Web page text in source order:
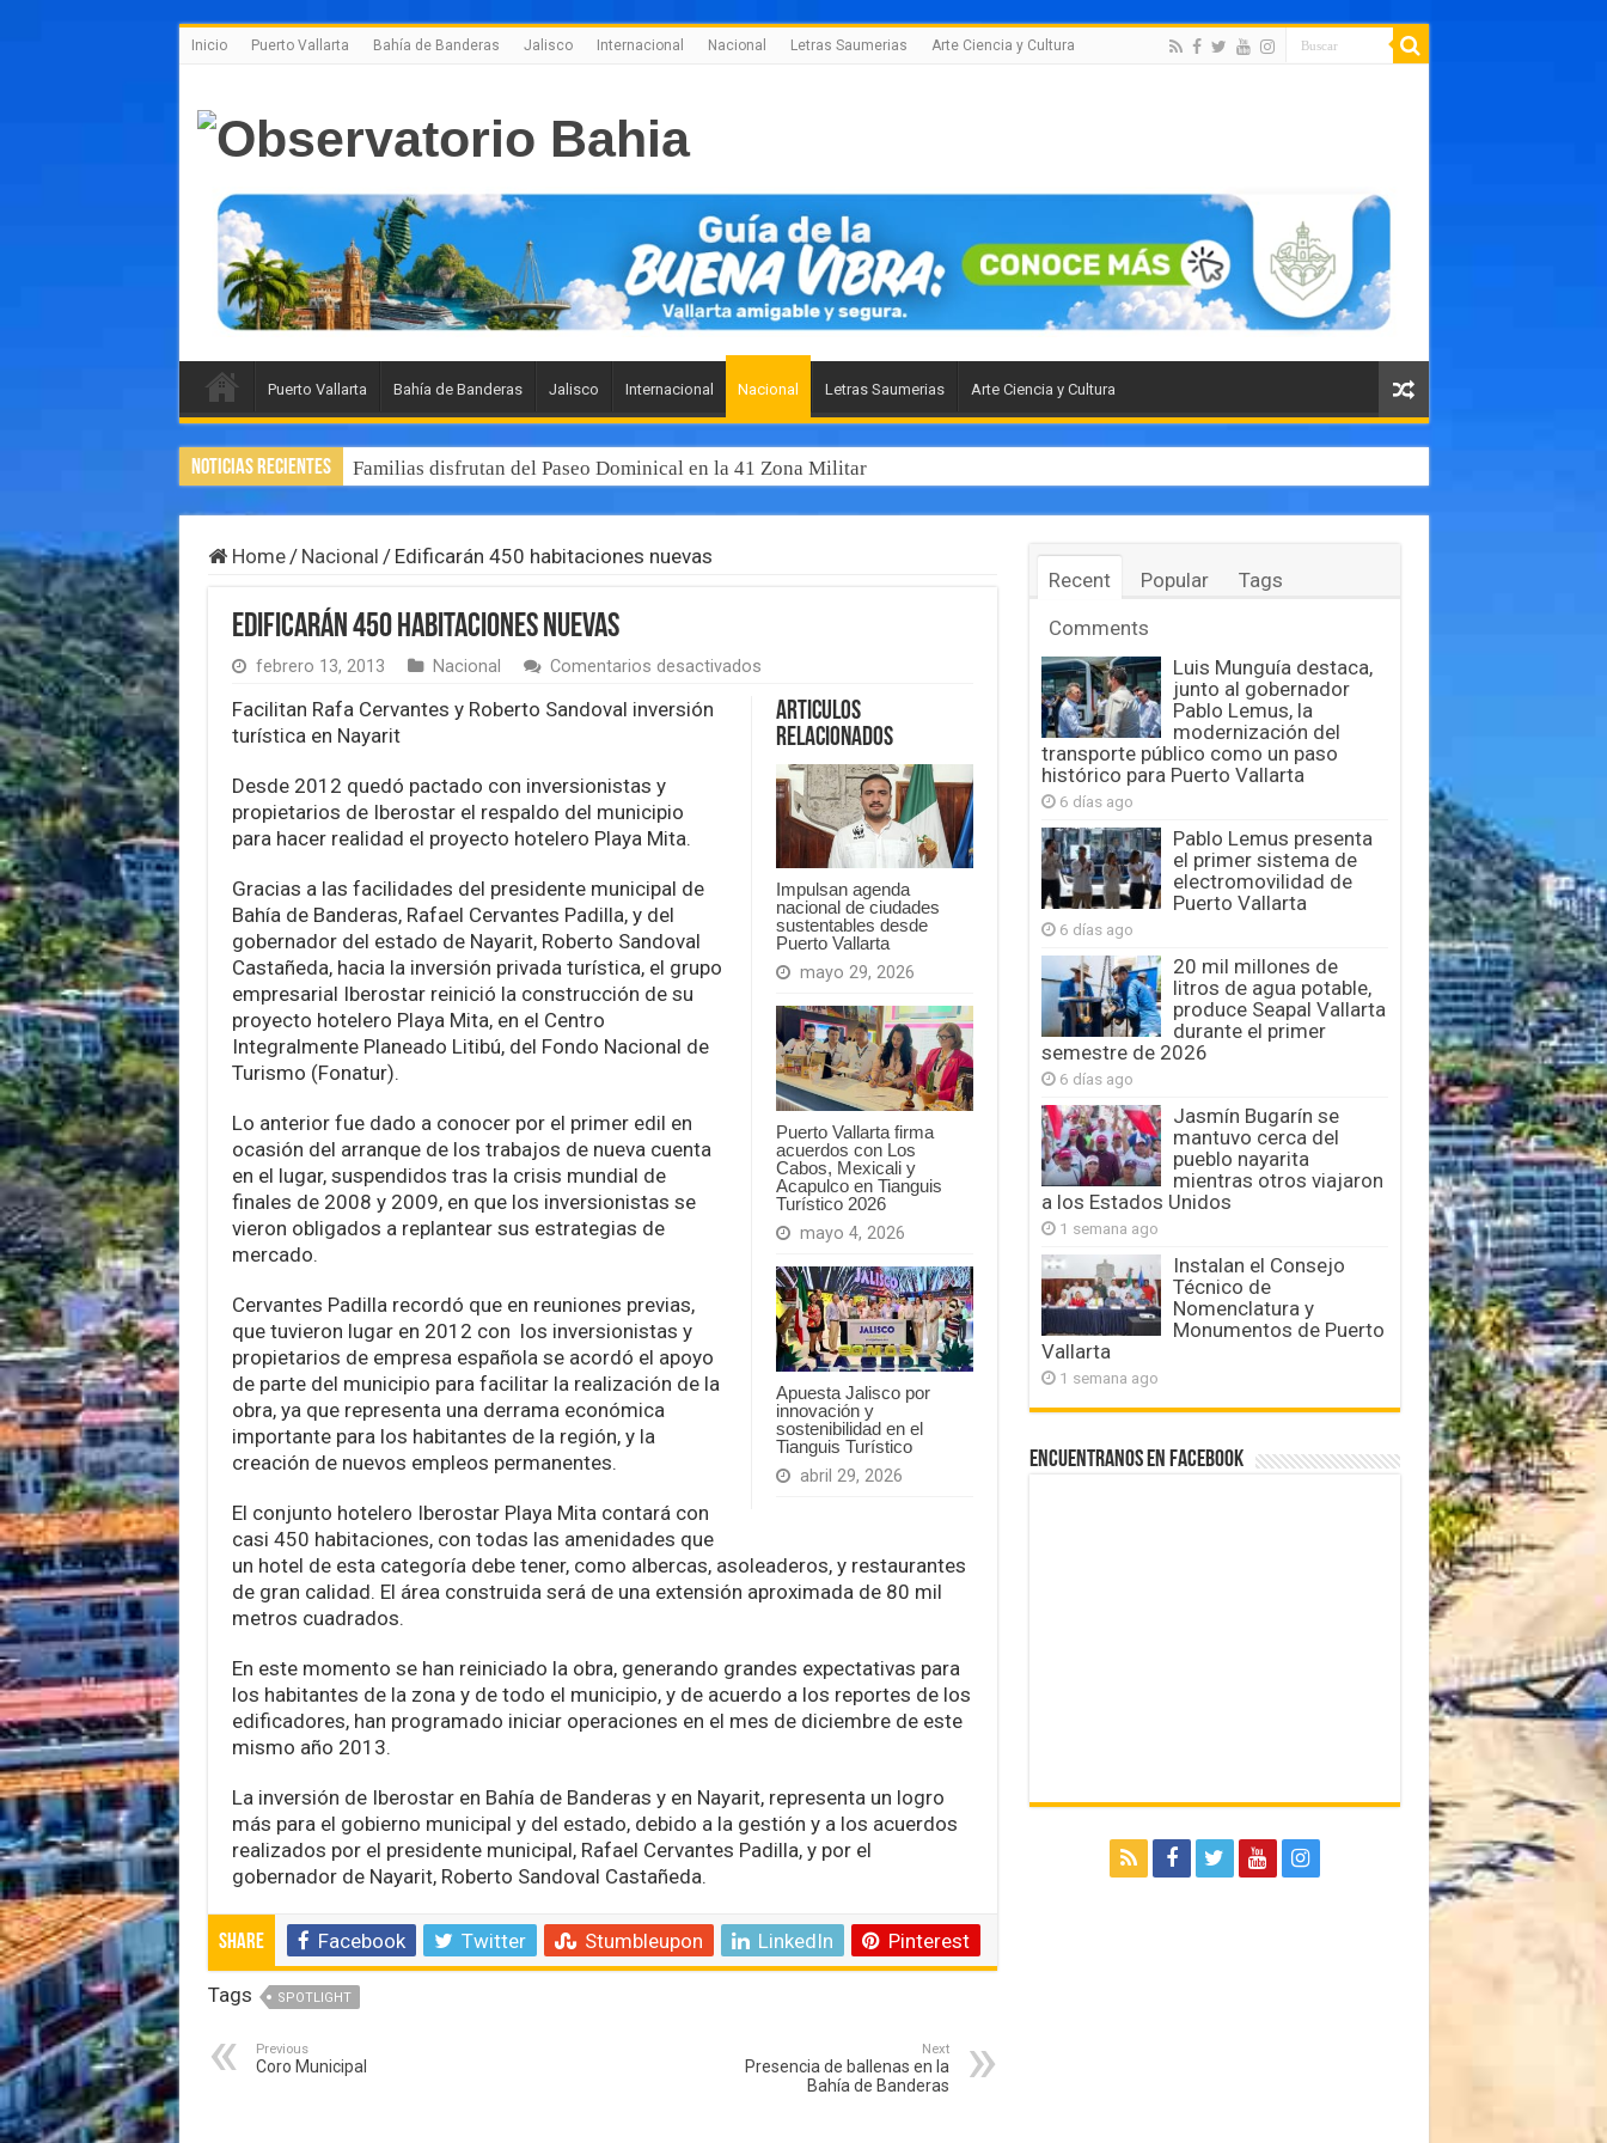
Inicio Puerto Vallarta Bahía de Banderas Jalisco Internacional Nacional Letras Saumerias Arte Ciencia y Cultura
Puerto Vallarta Bahía de Banderas Jalisco Internacional Nacional Letras Saumerias Arte Ciencia y Cultura
Noticias Recientes Familias disfrutan del Paseo Dominical en la 41 Zona Militar
Home / Nacional / Edificarán 450 habitaciones nuevas
Edificarán 450 habitaciones nuevas
febrero 13, 2013 Nacional Comentarios desactivadosen
450
habitaciones
nuevas
Articulos
Relacionados
Impulsan agenda
nacional de ciudades
sustentables desde
Puerto Vallarta
mayo 29, 2026
Puerto Vallarta firma
acuerdos con Los
Cabos, Mexicali y
Acapulco en Tianguis
Turístico 2026
mayo 4, 2026
Apuesta Jalisco por
innovación y
sostenibilidad en el
Tianguis Turístico
abril 29, 2026
Facilitan Rafa Cervantes y Roberto Sandoval inversión
turística en Nayarit
Desde 2012 quedó pactado con inversionistas y
propietarios de Iberostar el respaldo del municipio
para hacer realidad el proyecto hotelero Playa Mita.
Gracias a las facilidades del presidente municipal de
Bahía de Banderas, Rafael Cervantes Padilla, y del
gobernador del estado de Nayarit, Roberto Sandoval
Castañeda, hacia la inversión privada turística, el grupo
empresarial Iberostar reinició la construcción de su
proyecto hotelero Playa Mita, en el Centro
Integralmente Planeado Litibú, del Fondo Nacional de
Turismo (Fonatur).
Lo anterior fue dado a conocer por el primer edil en
ocasión del arranque de los trabajos de nueva cuenta
en el lugar, suspendidos tras la crisis mundial de
finales de 2008 y 2009, en que los inversionistas se
vieron obligados a replantear sus estrategias de
mercado.
Cervantes Padilla recordó que en reuniones previas,
que tuvieron lugar en 2012 con los inversionistas y
propietarios de empresa española se acordó el apoyo
de parte del municipio para facilitar la realización de la
obra, ya que representa una derrama económica
importante para los habitantes de la región, y la
creación de nuevos empleos permanentes.
El conjunto hotelero Iberostar Playa Mita contará con
casi 450 habitaciones, con todas las amenidades que
un hotel de esta categoría debe tener, como albercas, asoleaderos, y restaurantes
de gran calidad. El área construida será de una extensión aproximada de 80 mil
metros cuadrados.
En este momento se han reiniciado la obra, generando grandes expectativas para
los habitantes de la zona y de todo el municipio, y de acuerdo a los reportes de los
edificadores, han programado iniciar operaciones en el mes de diciembre de este
mismo año 2013.
La inversión de Iberostar en Bahía de Banderas y en Nayarit, representa un logro
más para el gobierno municipal y del estado, debido a la gestión y a los acuerdos
realizados por el presidente municipal, Rafael Cervantes Padilla, y por el
gobernador de Nayarit, Roberto Sandoval Castañeda.
Share Facebook Twitter Stumbleupon LinkedIn Pinterest
Tags SPOTLIGHT
Previous
Coro Municipal
Next
Presencia de ballenas en la
Bahía de Banderas
Recent Popular
Tags
Comments
Luis Munguía destaca,
junto al gobernador
Pablo Lemus, la
modernización del
transporte público como un paso
histórico para Puerto Vallarta
6 días ago
Pablo Lemus presenta
el primer sistema de
electromovilidad de
Puerto Vallarta
6 días ago
20 mil millones de
litros de agua potable,
produce Seapal Vallarta
durante el primer
semestre de 2026
6 días ago
Jasmín Bugarín se
mantuvo cerca del
pueblo nayarita
mientras otros viajaron
a los Estados Unidos
1 semana ago
Instalan el Consejo
Técnico de
Nomenclatura y
Monumentos de Puerto
Vallarta
1 semana ago
Encuentranos en Facebook